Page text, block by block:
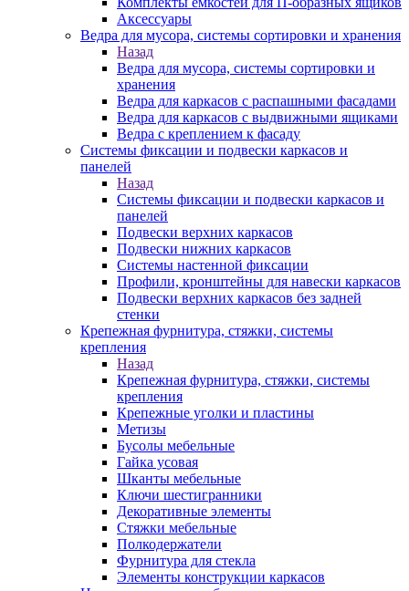
Аксессуары
Ведра для мусора, системы сортировки и хранения
Назад
Ведра для мусора, системы сортировки и
хранения
Ведра для каркасов с распашными фасадами
Ведра для каркасов с выдвижными ящиками
Ведра с креплением к фасаду
Системы фиксации и подвески каркасов и
панелей
Назад
Системы фиксации и подвески каркасов и
панелей
Подвески верхних каркасов
Подвески нижних каркасов
Системы настенной фиксации
Профили, кронштейны для навески каркасов
Подвески верхних каркасов без задней
стенки
Крепежная фурнитура, стяжки, системы
крепления
Назад
Крепежная фурнитура, стяжки, системы
крепления
Крепежные уголки и пластины
Метизы
Бусолы мебельные
Гайка усовая
Шканты мебельные
Ключи шестигранники
Декоративные элементы
Стяжки мебельные
Полкодержатели
Фурнитура для стекла
Элементы конструкции каркасов